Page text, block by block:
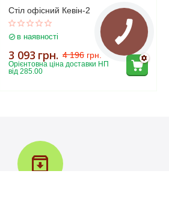
Стіл офісний Кевін-2
в наявності
4 196 грн.
3 093 грн.
Орієнтовна ціна доставки НП
від 285.00